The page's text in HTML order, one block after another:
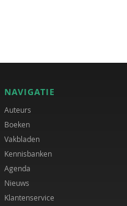
NAVIGATIE
Auteurs
Boeken
Vakbladen
Kennisbanken
Agenda
Nieuws
Klantenservice